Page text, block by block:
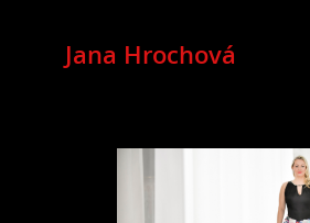
Jana Hrochová
MEZZOSOPRANO